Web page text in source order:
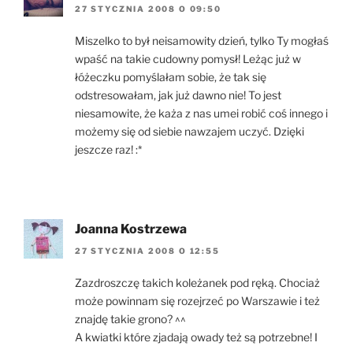
27 STYCZNIA 2008 O 09:50
Miszelko to był neisamowity dzień, tylko Ty mogłaś
wpaść na takie cudowny pomysł! Leżąc już w
łóżeczku pomyślałam sobie, że tak się
odstresowałam, jak już dawno nie! To jest
niesamowite, że każa z nas umei robić coś innego i
możemy się od siebie nawzajem uczyć. Dzięki
jeszcze raz! :*
Joanna Kostrzewa
27 STYCZNIA 2008 O 12:55
Zazdroszczę takich koleżanek pod ręką. Chociaż
może powinnam się rozejrzeć po Warszawie i też
znajdę takie grono? ^^
A kwiatki które zjadają owady też są potrzebne! I